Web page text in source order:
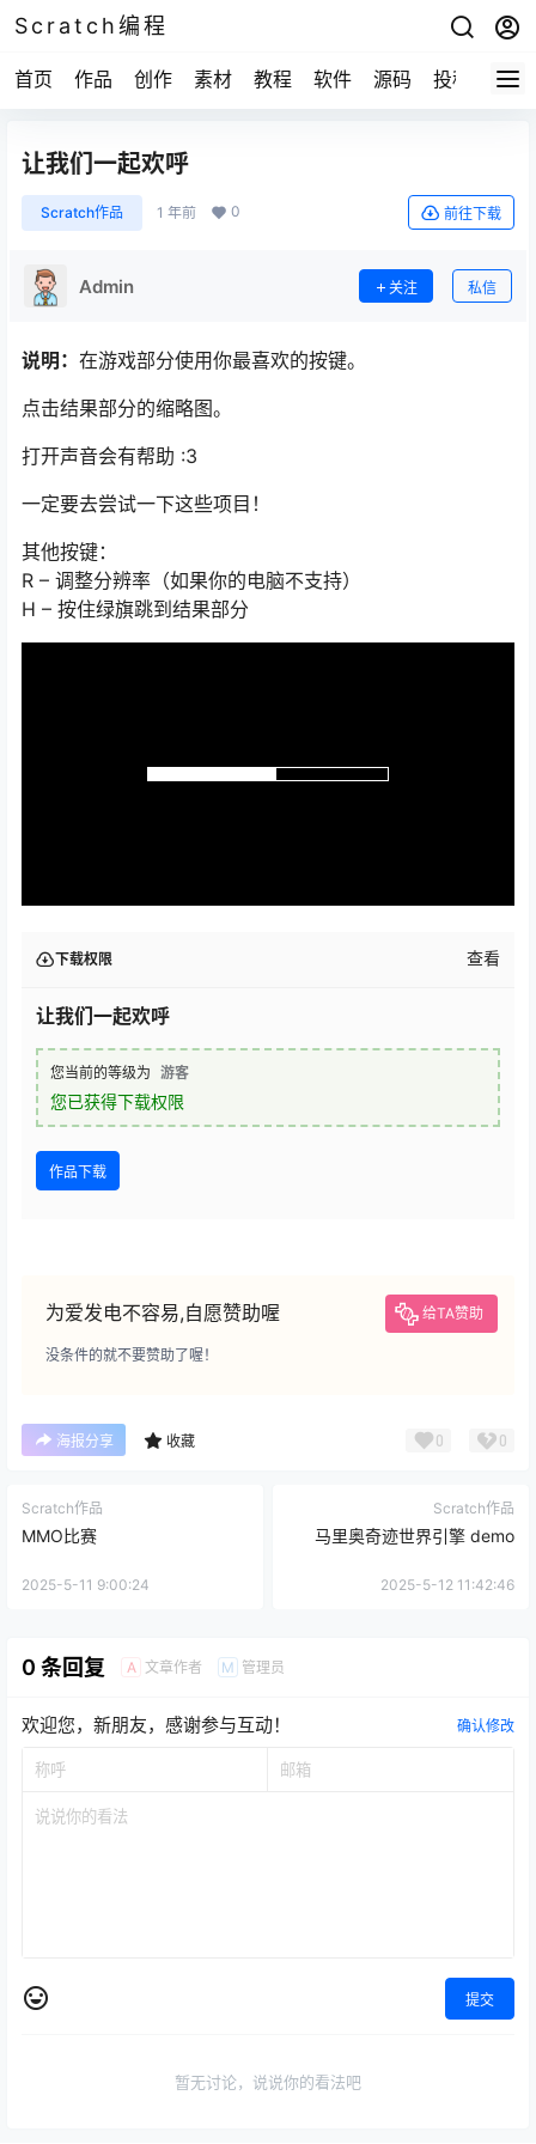
Scratch编程
首页 作品 创作 素材 教程 软件 源码 投稿 关于
让我们一起欢呼
Scratch作品 1 年前 0 前往下载
Admin 关注 私信
说明： 在游戏部分使用你最喜欢的按键。
点击结果部分的缩略图。
打开声音会有帮助 :3
一定要去尝试一下这些项目！
其他按键：
R – 调整分辨率（如果你的电脑不支持）
H – 按住绿旗跳到结果部分
下载权限 查看
让我们一起欢呼
您当前的等级为 游客
您已获得下载权限
作品下载
为爱发电不容易,自愿赞助喔 给TA赞助
没条件的就不要赞助了喔！
海报分享 收藏 0 0
Scratch作品
MMO比赛
2025-5-11 9:00:24
Scratch作品
马里奥奇迹世界引擎 demo
2025-5-12 11:42:46
0 条回复 A 文章作者 M 管理员
欢迎您，新朋友，感谢参与互动！ 确认修改
提交
暂无讨论，说说你的看法吧